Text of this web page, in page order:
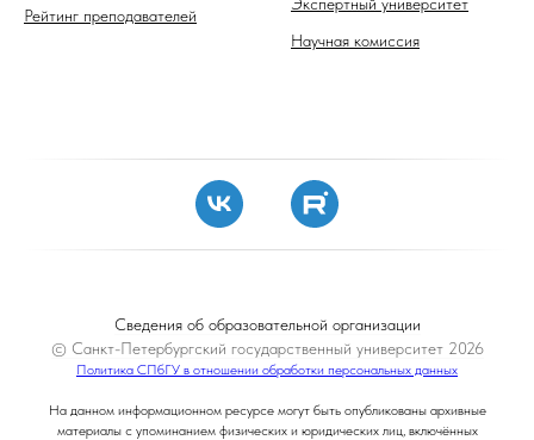
Рейтинг преподавателей
Научная комиссия
Сведения об образовательной организации
© Санкт-Петербургский государственный университет 2026
Политика СПбГУ в отношении обработки персональных данных
На данном информационном ресурсе могут быть опубликованы архивные
материалы с упоминанием физических и юридических лиц, включённых